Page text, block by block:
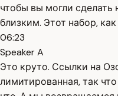
чтобы вы могли
близким. Этот набор,
06:23
Speaker A
Это круто. Ссылки на
лимитированная, так